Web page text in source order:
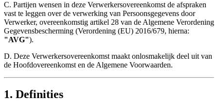
C. Partijen wensen in deze Verwerkersovereenkomst de afspraken
vast te leggen over de verwerking van Persoonsgegevens door
Verwerker, overeenkomstig artikel 28 van de Algemene Verordening
Gegevensbescherming (Verordening (EU) 2016/679, hierna:
"AVG").
D. Deze Verwerkersovereenkomst maakt onlosmakelijk deel uit van
de Hoofdovereenkomst en de Algemene Voorwaarden.
1. Definities